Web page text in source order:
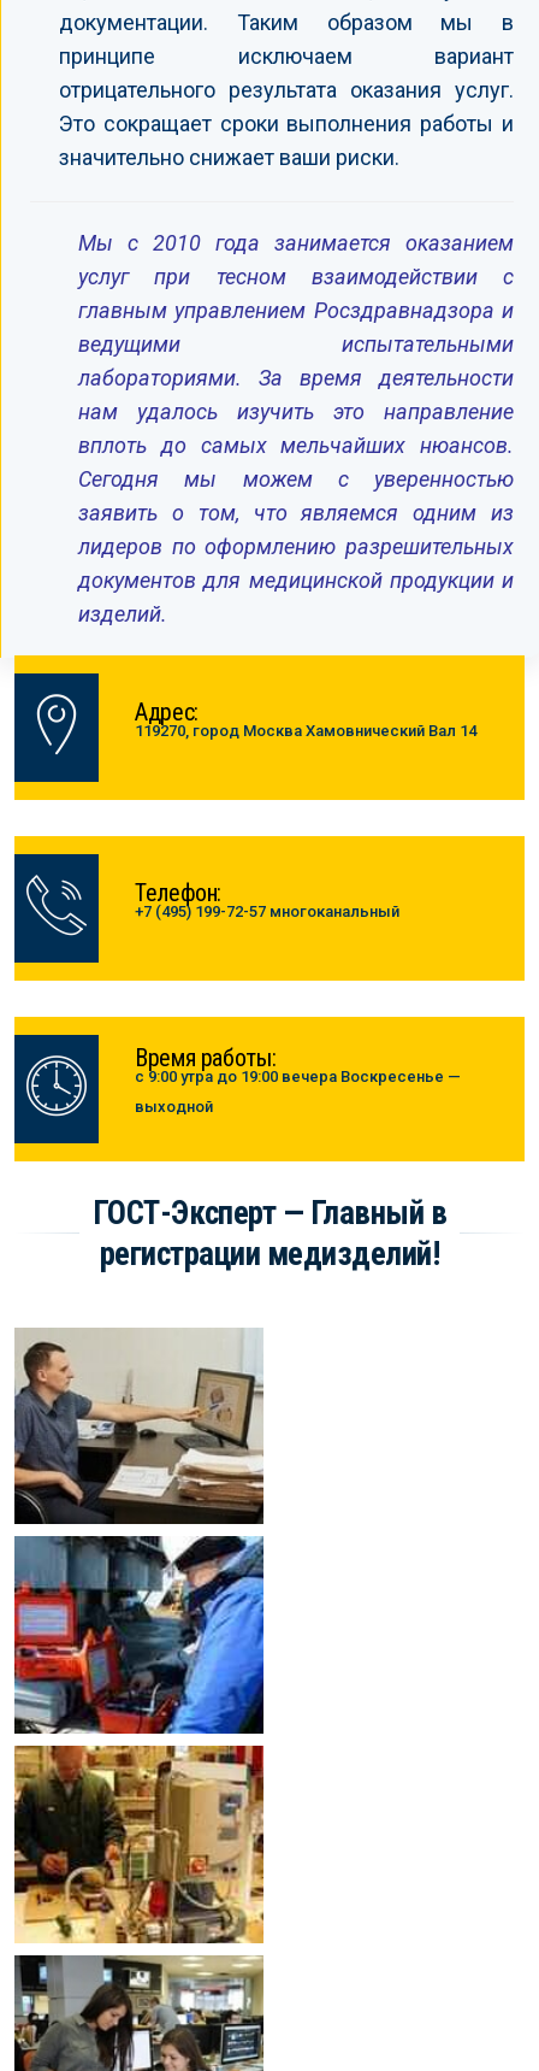
документации. Таким образом мы в
принципе исключаем вариант
отрицательного результата оказания услуг.
Это сокращает сроки выполнения работы и
значительно снижает ваши риски.
Мы с 2010 года занимается оказанием
услуг при тесном взаимодействии с
главным управлением Росздравнадзора и
ведущими испытательными
лабораториями. За время деятельности
нам удалось изучить это направление
вплоть до самых мельчайших нюансов.
Сегодня мы можем с уверенностью
заявить о том, что являемся одним из
лидеров по оформлению разрешительных
документов для медицинской продукции и
изделий.
Адрес:
119270, город Москва Хамовнический Вал 14
Телефон:
+7 (495) 199-72-57 многоканальный
Время работы:
с 9:00 утра до 19:00 вечера Воскресенье —
выходной
ГОСТ-Эксперт — Главный в
регистрации медизделий!